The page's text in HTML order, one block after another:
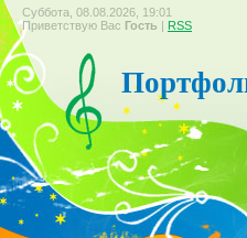
Суббота, 08.08.2026, 19:01
Приветствую Вас Гость | RSS